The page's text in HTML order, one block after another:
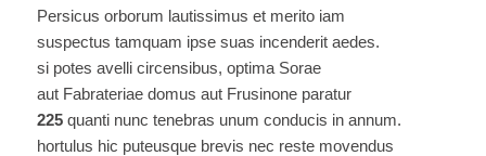
Persicus orborum lautissimus et merito iam
suspectus tamquam ipse suas incenderit aedes.
si potes avelli circensibus, optima Sorae
aut Fabrateriae domus aut Frusinone paratur
225quanti nunc tenebras unum conducis in annum.
hortulus hic puteusque brevis nec reste movendus